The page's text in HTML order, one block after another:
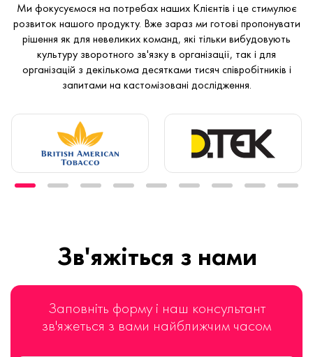
Ми фокусуємося на потребах наших Клієнтів і це стимулює
розвиток нашого продукту. Вже зараз ми готові пропонувати
рішення як для невеликих команд, які тільки вибудовують
культуру зворотного зв'язку в організації, так і для
організацій з декількома десятками тисяч співробітників і
запитами на кастомізовані дослідження.
Зв'яжіться з нами
Заповніть форму і наш консультант
зв'яжеться з вами найближчим часом